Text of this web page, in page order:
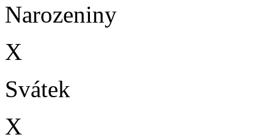
Narozeniny
X
Svátek
X